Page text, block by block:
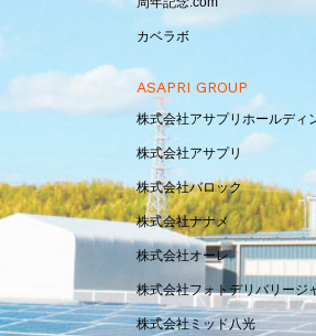
カベラボ
ASAPRI GROUP
株式会社アサプリホールディ
株式会社アサプリ
株式会社バロック
株式会社ナナメ
株式会社オーレ
株式会社フォトデリバリージ
株式会社ミッド八光